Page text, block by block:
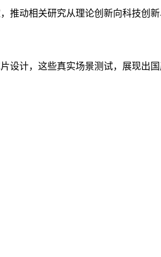
动相关研究从理论创新向科技创
计，这些真实场景测试，展现出